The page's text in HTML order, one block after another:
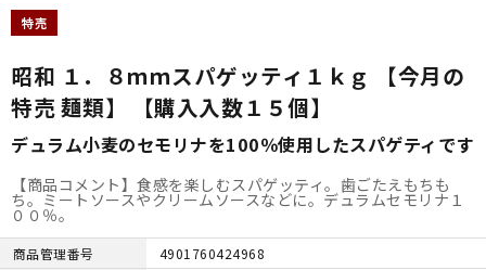
特売
昭和 １．８ｍｍスパゲッティ１ｋｇ 【今月の
特売 麺類】 【購入入数１５個】
デュラム小麦のセモリナを100％使用したスパゲティです
【商品コメント】食感を楽しむスパゲッティ。歯ごたえもちも
ち。ミートソースやクリームソースなどに。デュラムセモリナ１
００％。
商品管理番号
4901760424968